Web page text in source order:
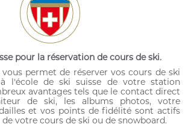
pour la réservation de cours de ski.
permet de réserver vos cours de ski
l'école de ski suisse de votre station
avantages tels que le contact direct
de ski, les albums photos, votre
et vos points de fidélité sont actifs
votre cours de ski ou de snowboard.